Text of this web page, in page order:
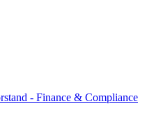
- Finance & Compliance